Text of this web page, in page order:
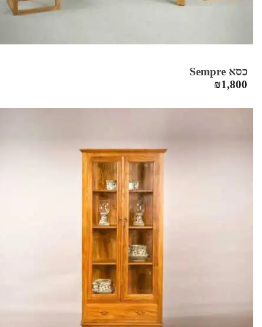
כסא Sempre
₪1,800